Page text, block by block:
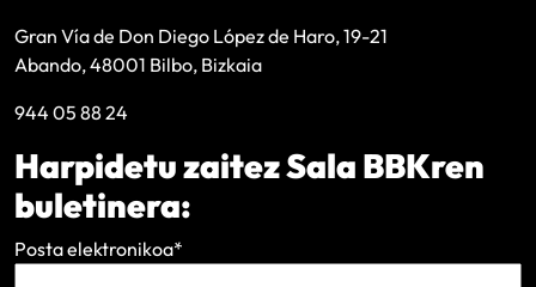
Gran Vía de Don Diego López de Haro, 19-21
Abando, 48001 Bilbo, Bizkaia
944 05 88 24
Harpidetu zaitez Sala BBKren
buletinera:
Posta elektronikoa*